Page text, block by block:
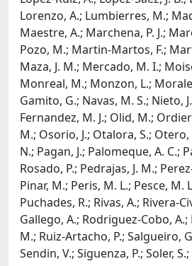
Lorenzo, A.; Lumbierres, M.;
Maestre, A.; Marchena, P. J.;
Pozo, M.; Martin-Martos, F.;
Maza, J. M.; Mercado, M. I.;
Monreal, M.; Monzon, L.;
Gamito, G.; Navas, M. S.; Nieto,
Fernandez, M. J.; Olid, M.;
M.; Osorio, J.; Otalora, S.;
N.; Pagan, J.; Palomeque, A. C.;
Rosado, P.; Pedrajas, J. M.;
Pinar, M.; Peris, M. L.; Pesce, M.
Puchades, R.; Rivas, A.; Rivera-
Gallego, A.; Rodriguez-Cobo,
M.; Ruiz-Artacho, P.; Salgueiro,
Sendin, V.; Siguenza, P.; Soler,